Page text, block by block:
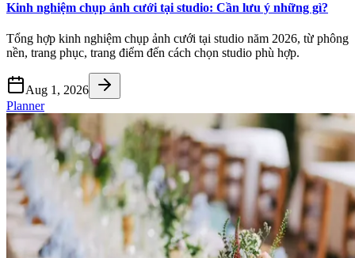
Kinh nghiệm chụp ảnh cưới tại studio: Cần lưu ý những gì?
Tổng hợp kinh nghiệm chụp ảnh cưới tại studio năm 2026, từ phông
nền, trang phục, trang điểm đến cách chọn studio phù hợp.
Aug 1, 2026
Planner